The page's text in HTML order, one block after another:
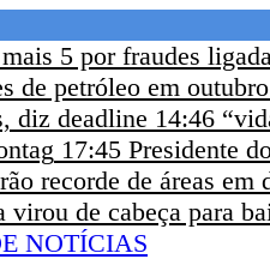
5 por fraudes
de petróleo em
diz deadline 14:46
17:45 Presidente
recorde de áreas em
virou de cabeça para